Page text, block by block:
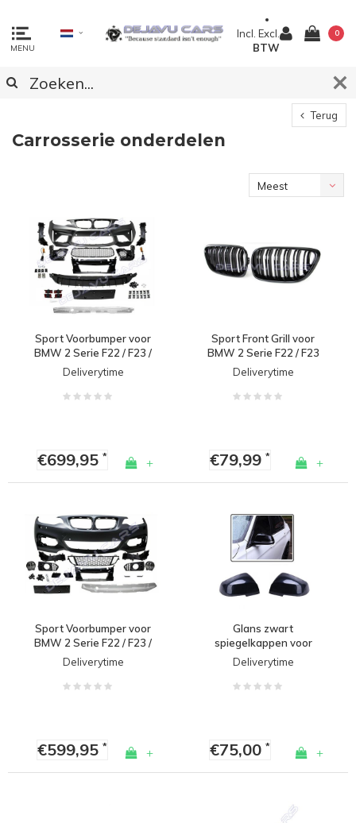
MENU
Incl. Excl.
BTW
0
Terug
Carrosserie onderdelen
Meest
Sport Voorbumper voor
BMW 2 Serie F22 / F23 /
M Pakket
Deliverytime
€699,95* +
Sport Front Grill voor
BMW 2 Serie F22 / F23
Deliverytime
€79,99* +
Sport Voorbumper voor
BMW 2 Serie F22 / F23 /
M Pakket
Deliverytime
€599,95* +
Glans zwart
spiegelkappen voor
BMW F20 F21 F22 F23
F87 F30 F31 F32 F33 F36
E84
Deliverytime
€75,00* +